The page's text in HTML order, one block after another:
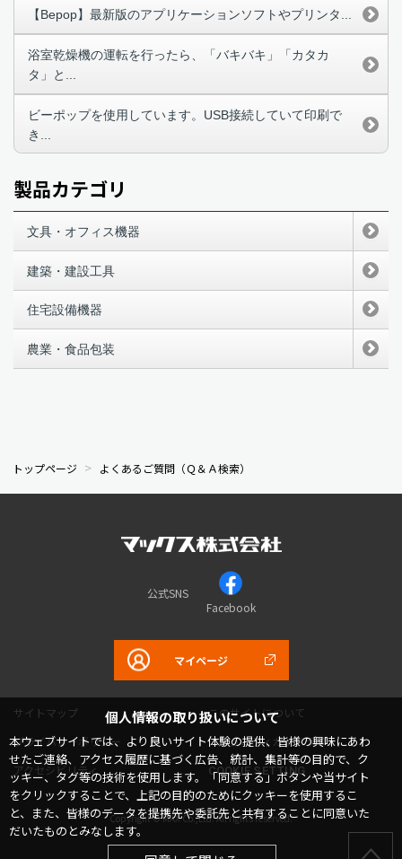
個人情報の取り扱いについて
本ウェブサイトでは、より良いサイト体験の提供、皆様の興味にあわ
せたご連絡、アクセス履歴に基づく広告、統計、集計等の目的で、ク
ッキー、タグ等の技術を使用します。「同意する」ボタンや当サイト
をクリックすることで、上記の目的のためにクッキーを使用するこ
と、また、皆様のデータを提携先や委託先と共有することに同意いた
だいたものとみなします。
【Bepop】最新版のアプリケーションソフトやプリンタ...
浴室乾燥機の運転を行ったら、「バキバキ」「カタカ
タ」と...
ビーポップを使用しています。USB接続していて印刷で
き...
製品カテゴリ
文具・オフィス機器
建築・建設工具
住宅設備機器
農業・食品包装
トップページ よくあるご質問（Ｑ＆Ａ検索）
公式SNS
Facebook
マイページ
サイトマップ
このサイトについて
プライバシーポリシー
コミュニティガイドライン
アクセシビリティ
COOKIE SETTING
Copyright © MAX Co.,Ltd. All rights reserved.